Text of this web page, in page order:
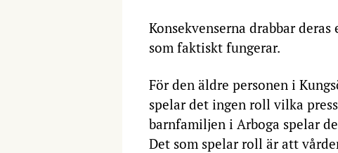
Konsekvenserna drabbar
som faktiskt fungerar.
För den äldre personen i
spelar det ingen roll vilka
barnfamiljen i Arboga spelar
Det som spelar roll är att